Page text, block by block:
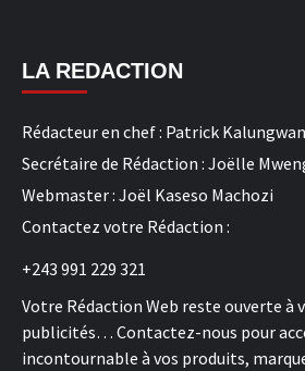
LA REDACTION
Rédacteur en chef : Patrick
Secrétaire de Rédaction : Joëlle
Webmaster : Joël Kaseso Machozi
Contactez votre Rédaction :
+243 991 229 321
Votre Rédaction Web reste ouverte à
publicités… Contactez-nous pour
incontournable à vos produits,